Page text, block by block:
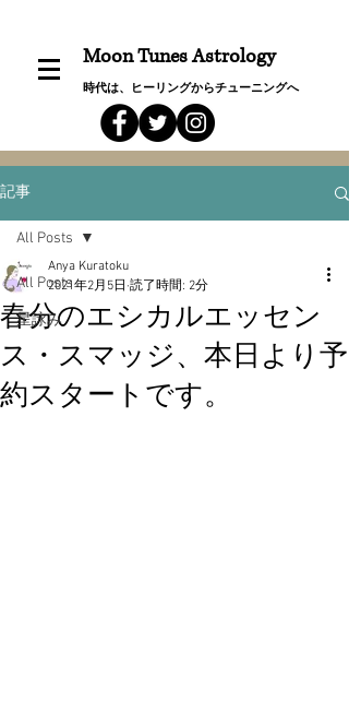
Moon Tunes Astrology
時代は、ヒーリングからチューニングへ
記事
All Posts
星詠み
All Posts
春分のエシカルエッセン
ス・スマッジ、本日より予
約スタートです。
Anya Kuratoku
2021年2月5日 読了時間: 2分